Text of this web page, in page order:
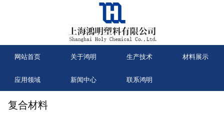
网站首页 关于鸿明 生产技术 材料展示
应用领域 新闻中心 联系鸿明
复合材料